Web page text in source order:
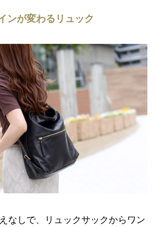
ンが変わるリュック
なしで、リュックサックからワン